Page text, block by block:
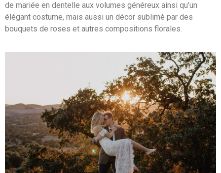
de mariée en dentelle aux volumes généreux ainsi qu’un
élégant costume, mais aussi un décor sublimé par des
bouquets de roses et autres compositions florales.